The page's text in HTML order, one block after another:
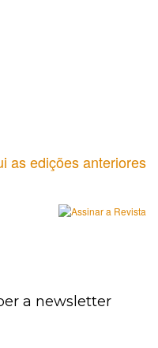
as edições anteriores